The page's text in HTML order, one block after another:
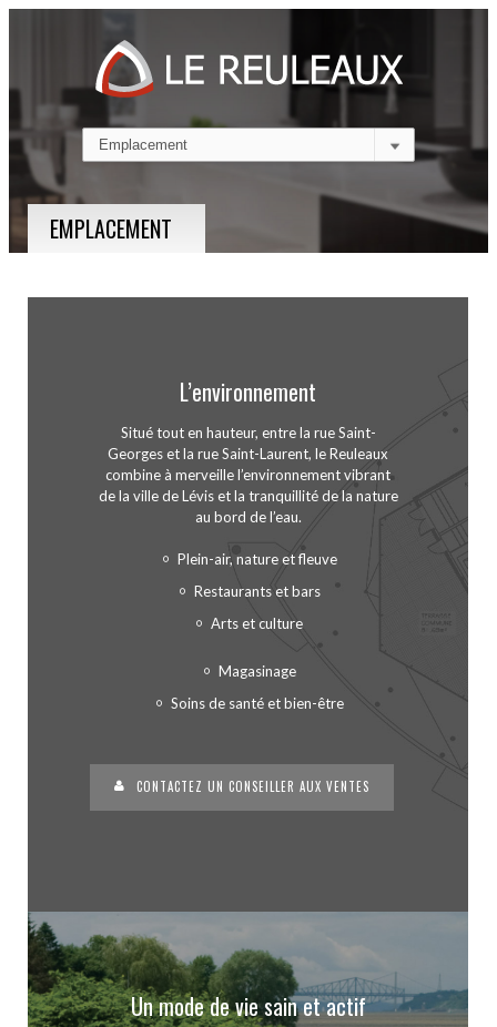
EMPLACEMENT
L’environnement
Situé tout en hauteur, entre la rue Saint-
Georges et la rue Saint-Laurent, le Reuleaux
combine à merveille l’environnement vibrant
de la ville de Lévis et la tranquillité de la nature
au bord de l’eau.
Plein-air, nature et fleuve
Restaurants et bars
Arts et culture
Magasinage
Soins de santé et bien-être
CONTACTEZ UN CONSEILLER AUX VENTES
Un mode de vie sain et actif